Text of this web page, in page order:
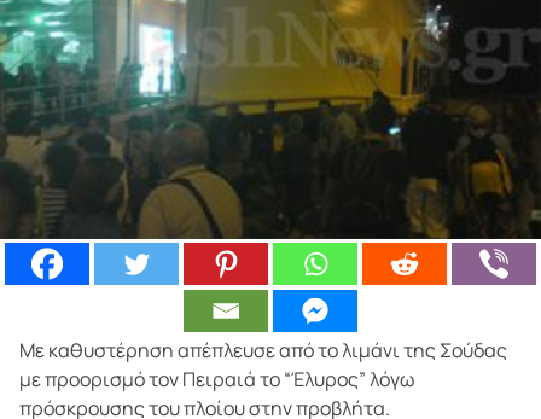
Με καθυστέρηση απέπλευσε από το λιμάνι της Σούδας
με προορισμό τον Πειραιά το “Έλυρος” λόγω
πρόσκρουσης του πλοίου στην προβλήτα.